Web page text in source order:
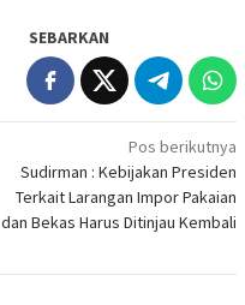
SEBARKAN
Pos berikutnya
Sudirman : Kebijakan Presiden
Terkait Larangan Impor Pakaian
dan Bekas Harus Ditinjau Kembali